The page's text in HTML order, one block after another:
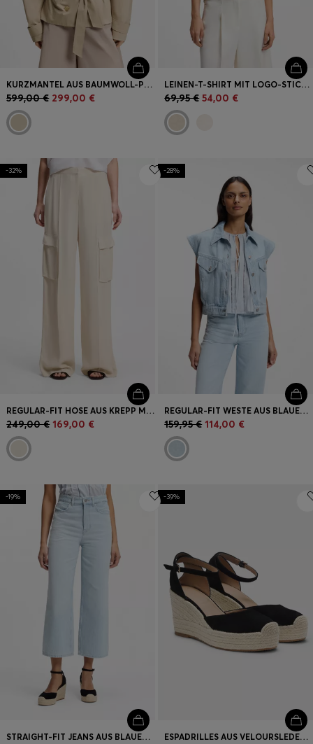
KURZMANTEL AUS BAUMWOLL-POPELINE MIT GÜRTEL
599,00 € 299,00 €
LEINEN-T-SHIRT MIT LOGO-STICKEREI
69,95 € 54,00 €
-32%
REGULAR-FIT HOSE AUS KREPP MIT CARGOTASCHEN
249,00 € 169,00 €
-28%
REGULAR-FIT WESTE AUS BLAUEM MARMORIERTEM DENIM
159,95 € 114,00 €
-19%
STRAIGHT-FIT JEANS AUS BLAUEM DENIM
-39%
ESPADRILLES AUS VELOURSLEDER MIT KEILSOHLE